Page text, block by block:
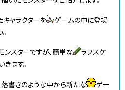
ャラクターを
ゲームの中に登場
スターですが、簡単な
ラフスケ
ます。
落書きのような中から新たな
ゲー